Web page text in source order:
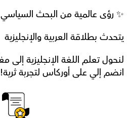
✨ رؤى عالمية من البحث السياسي
يتحدث بطلاقة العربية والإنجليزية
انضم إلي على أوركاس لتجربة ثرية!